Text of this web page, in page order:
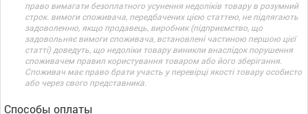
право вимагати безоплатного усунення недоліків товару в розумний
строк. вимоги споживача, передбачених цією статтею, не підлягають
задоволенню, якщо продавець, виробник (підприємство, що
задовольняє вимоги споживача, встановлені частиною першою цієї
статті) доведуть, що недоліки товару виникли внаслідок порушення
споживачем правил користування товаром або його зберігання.
Споживач має право брати участь у перевірці якості товару особисто
або через свого представника.
Способы оплаты